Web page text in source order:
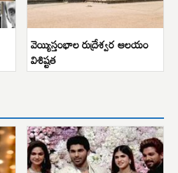
వెయ్యిస్తంభాల రుద్రేశ్వర ఆలయం
విశిష్టత